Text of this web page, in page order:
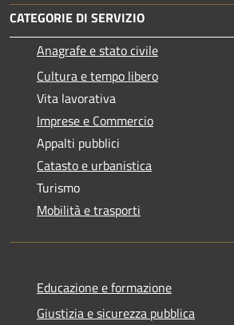
CATEGORIE DI SERVIZIO
Anagrafe e stato civile
Cultura e tempo libero
Vita lavorativa
Imprese e Commercio
Appalti pubblici
Catasto e urbanistica
Turismo
Mobilità e trasporti
Educazione e formazione
Giustizia e sicurezza pubblica